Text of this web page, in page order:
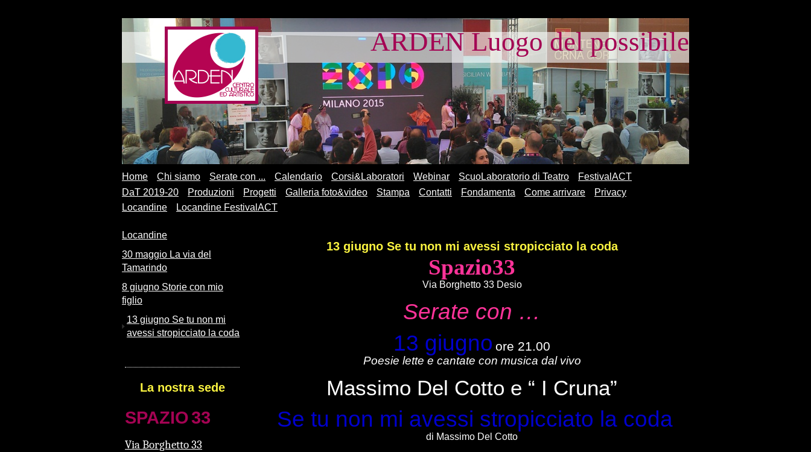
ARDEN Luogo del possibile
Home Chi siamo Serate con ... Calendario Corsi&Laboratori Webinar ScuoLaboratorio di Teatro
FestivalACT
DaT 2019-20
Produzioni Progetti Galleria foto&video Stampa Contatti Fondamenta Come arrivare
Privacy
Locandine
Locandine FestivalACT
13 giugno Se tu non mi avessi stropicciato la coda
Spazio33
Via Borghetto 33 Desio
Serate con …
13 giugno ore 21.00
Poesie lette e cantate con musica dal vivo
Massimo Del Cotto e “ I Cruna”
Se tu non mi avessi stropicciato la coda
di Massimo Del Cotto
Locandine
30 maggio La via del
Tamarindo
8 giugno Storie con mio
figlio
13 giugno Se tu non mi
avessi stropicciato la coda
La nostra sede
SPAZIO33
Via Borghetto 33